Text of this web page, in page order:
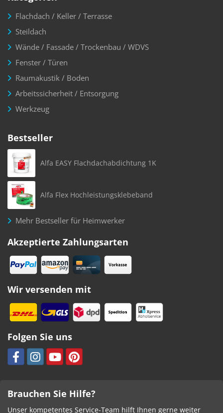
Flachdach / Keller / Terrasse
Steildach
Wände / Fassade / Trockenbau / WDVS
Fenster / Türen
Raumakustik / Boden
Arbeitssicherheit / Entsorgung
Werkzeug
Bestseller
Alfa EASY Flachdachabdichtung 1K
Alfa Flex Hochleistungsklebeband
Mehr Bestseller für Heimwerker
Akzeptierte Zahlungsarten
Wir versenden mit
Folgen Sie uns
Brauchen Sie Hilfe?
Unser kompetentes Service-Team hilft Ihnen gerne weiter